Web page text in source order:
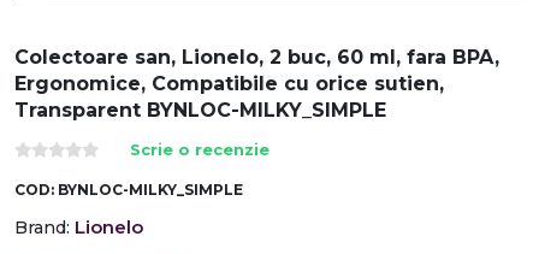
Colectoare san, Lionelo, 2 buc, 60 ml, fara BPA,
Ergonomice, Compatibile cu orice sutien,
Transparent BYNLOC-MILKY_SIMPLE
Scrie o recenzie
COD: BYNLOC-MILKY_SIMPLE
Brand: Lionelo